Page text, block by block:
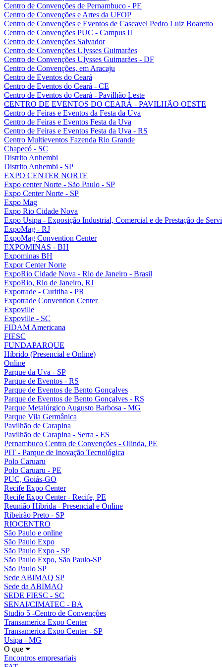
Centro de Convenções de Pernambuco - PE
Centro de Convenções e Artes da UFOP
Centro de Convenções e Eventos de Cascavel Pedro Luiz Boaretto
Centro de Convenções PUC - Campus II
Centro de Convenções Salvador
Centro de Convenções Ulysses Guimarães
Centro de Convenções Ulysses Guimarães - DF
Centro de Convenções, em Aracaju
Centro de Eventos do Ceará
Centro de Eventos do Ceará - CE
Centro de Eventos do Ceará - Pavilhão Leste
CENTRO DE EVENTOS DO CEARÁ - PAVILHÃO OESTE
Centro de Feiras e Eventos da Festa da Uva
Centro de Feiras e Eventos Festa da Uva
Centro de Feiras e Eventos Festa da Uva - RS
Centro Multieventos Fazenda Rio Grande
Chapecó - SC
Distrito Anhembi
Distrito Anhembi - SP
EXPO CENTER NORTE
Expo center Norte - São Paulo - SP
Expo Center Norte - SP
Expo Mag
Expo Rio Cidade Nova
Expo Usipa - Exposição Industrial, Comercial e de Prestação de
ExpoMag - RJ
ExpoMag Convention Center
EXPOMINAS - BH
Expominas BH
Expor Center Norte
ExpoRio Cidade Nova - Rio de Janeiro - Brasil
ExpoRio, Rio de Janeiro, RJ
Expotrade - Curitiba - PR
Expotrade Convention Center
Expoville
Expoville - SC
FIDAM Americana
FIESC
FUNDAPARQUE
Híbrido (Presencial e Online)
Online
Parque da Uva - SP
Parque de Eventos - RS
Parque de Eventos de Bento Gonçalves
Parque de Eventos de Bento Gonçalves - RS
Parque Metalúrgico Augusto Barbosa - MG
Parque Vila Germânica
Pavilhão de Carapina
Pavilhão de Carapina - Serra - ES
Pernambuco Centro de Convenções - Olinda, PE
PIT - Parque de Inovação Tecnológica
Polo Caruaru
Polo Caruaru - PE
PUC, Goiás-GO
Recife Expo Center
Recife Expo Center - Recife, PE
Reunião Híbrida - Presencial e Online
Ribeirão Preto - SP
RIOCENTRO
São Paulo e online
São Paulo Expo
São Paulo Expo - SP
São Paulo Expo, São Paulo-SP
São Paulo SP
Sede ABIMAQ SP
Sede da ABIMAQ
SEDE FIESC - SC
SENAI/CIMATEC - BA
Studio 5 -Centro de Convenções
Transamerica Expo Center
Transamerica Expo Center - SP
Usipa - MG
O que
Encontros empresariais